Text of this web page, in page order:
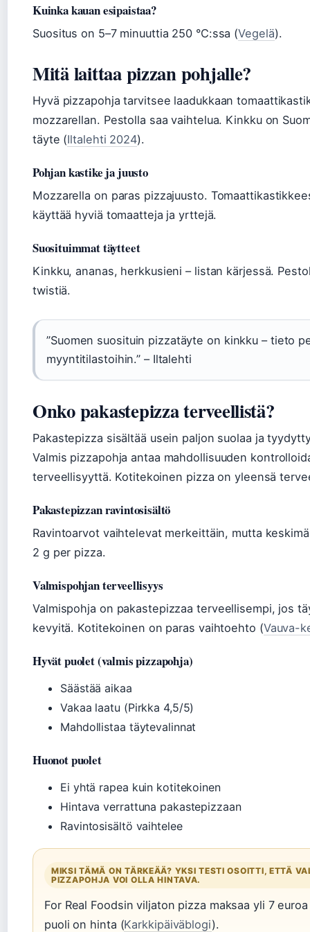
Kuinka kauan esipaistaa?
Suositus on 5–7 minuuttia 250 °C:ssa (Vegelä).
Mitä laittaa pizzan pohjalle?
Hyvä pizzapohja tarvitsee laadukkaan
mozzarellan. Pestolla saa vaihtelua. Kinkku on
täyte (Iltalehti 2024).
Pohjan kastike ja juusto
Mozzarella on paras pizzajuusto.
käyttää hyviä tomaatteja ja yrttejä.
Suosituimmat täytteet
Kinkku, ananas, herkkusieni – listan kärjessä.
twistiä.
”Suomen suosituin pizzatäyte on kinkku – tieto
myyntitilastoihin.” – Iltalehti
Onko pakastepizza terveellistä?
Pakastepizza sisältää usein paljon suolaa ja
Valmis pizzapohja antaa mahdollisuuden
terveellisyyttä. Kotitekoinen pizza on yleensä
Pakastepizzan ravintosisältö
Ravintoarvot vaihtelevat merkeittäin, mutta
2 g per pizza.
Valmispohjan terveellisyys
Valmispohja on pakastepizzaa terveellisempi, jos
kevyitä. Kotitekoinen on paras vaihtoehto (Vauva-
Hyvät puolet (valmis pizzapohja)
Säästää aikaa
Vakaa laatu (Pirkka 4,5/5)
Mahdollistaa täytevalinnat
Huonot puolet
Ei yhtä rapea kuin kotitekoinen
Hintava verrattuna pakastepizzaan
Ravintosisältö vaihtelee
MIKSI TÄMÄ ON TÄRKEÄÄ? YKSI TESTI OSOITTI, ETTÄ
PIZZAPOHJA VOI OLLA HINTAVA.
For Real Foodsin viljaton pizza maksaa yli 7
puoli on hinta (Karkkipäiväblogi).